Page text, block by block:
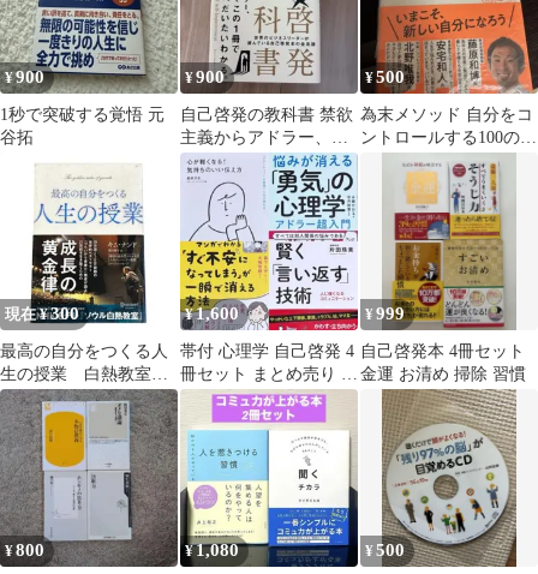
¥900
1秒で突破する覚悟 元
谷拓
¥900
自己啓発の教科書 禁欲
主義からアドラー、引
き寄せの法則まで
¥500
為末メソッド 自分をコ
ントロールする100の技
現在 ¥300
最高の自分をつくる人
生の授業 白熱教室
自己啓発 哲学 ビジ
ネス書 帯付き
¥1,600
帯付 心理学 自己啓発 4
冊セット まとめ売り 不
安解消 伝え方 人間関係
¥999
自己啓発本 4冊セット
金運 お清め 掃除 習慣
¥800 ¥1,080 ¥500